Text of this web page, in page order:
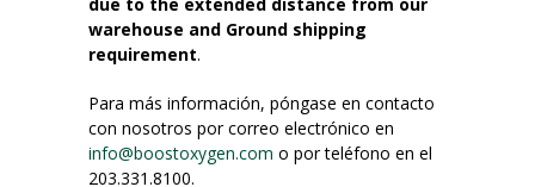
warehouse and Ground shipping
requirement.
Para más información, póngase en contacto
con nosotros por correo electrónico en
info@boostoxygen.com o por teléfono en el
203.331.8100.